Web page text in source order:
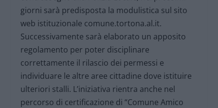
giorni sarà predisposta la modulistica sul sito
web istituzionale comune.tortona.al.it.
Successivamente sarà elaborato un apposito
regolamento per poter disciplinare
correttamente il rilascio dei permessi e
individuare le altre aree cittadine dove istituire
ulteriori stalli. L’iniziativa rientra anche nel
percorso di certificazione di “Comune Amico